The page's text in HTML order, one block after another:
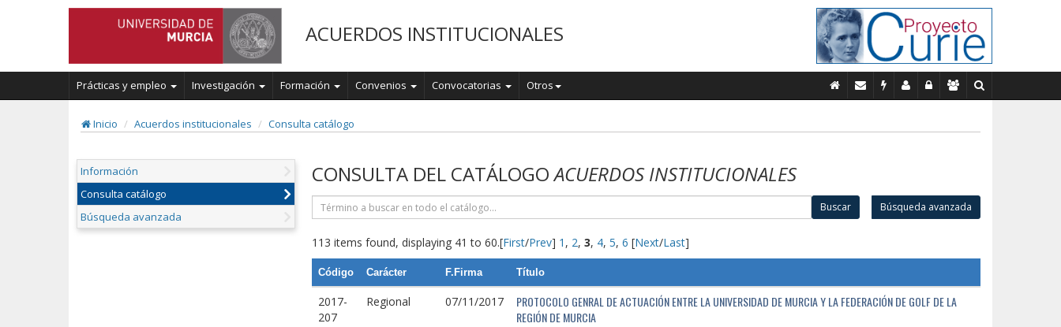
ACUERDOS INSTITUCIONALES
Prácticas y empleo Investigación Formación Convenios Convocatorias Otros
Inicio Acuerdos institucionales Consulta catálogo
Información
Consulta catálogo
Búsqueda avanzada
CONSULTA DEL CATÁLOGOACUERDOS INSTITUCIONALES
Buscar Búsqueda avanzada
113 items found, displaying 41 to 60.[First/Prev] 1 , 2, 3, 4, 5, 6 [Next/Last]
Código Carácter F.Firma Título
2017-
207
Regional 07/11/2017
PROTOCOLO GENRAL DE ACTUACIÓN ENTRE LA UNIVERSIDAD DE MURCIA Y LA FEDERACIÓN DE GOLF DE LA
REGIÓN DE MURCIA